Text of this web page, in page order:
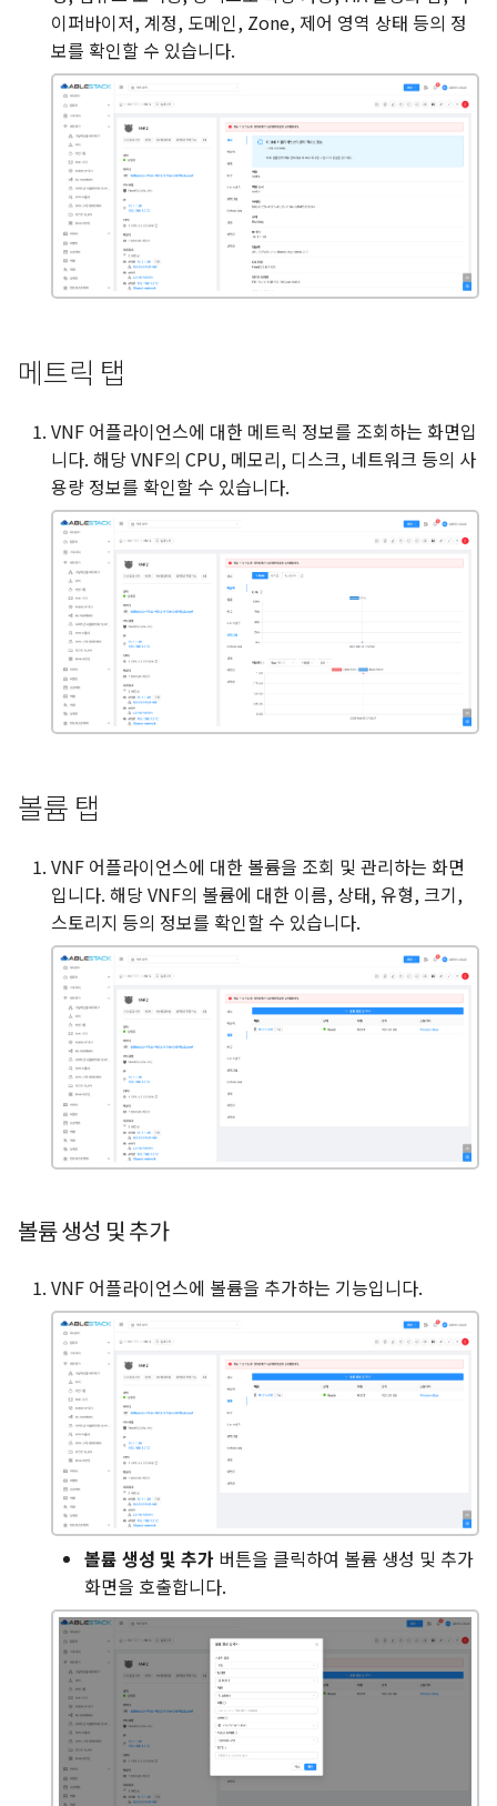
이퍼바이저, 계정, 도메인, Zone, 제어 영역 상태 등의 정
보를 확인할 수 있습니다.
메트릭 탭
VNF 어플라이언스에 대한 메트릭 정보를 조회하는 화면입
니다. 해당 VNF의 CPU, 메모리, 디스크, 네트워크 등의 사
용량 정보를 확인할 수 있습니다.
볼륨 탭
VNF 어플라이언스에 대한 볼륨을 조회 및 관리하는 화면
입니다. 해당 VNF의 볼륨에 대한 이름, 상태, 유형, 크기,
스토리지 등의 정보를 확인할 수 있습니다.
볼륨 생성 및 추가
VNF 어플라이언스에 볼륨을 추가하는 기능입니다.
볼륨 생성 및 추가 버튼을 클릭하여 볼륨 생성 및 추가
화면을 호출합니다.